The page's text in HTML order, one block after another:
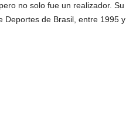
no solo fue un realizador. Su
Deportes de Brasil, entre 1995 y